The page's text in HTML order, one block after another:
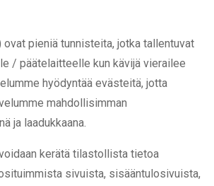
pieniä tunnisteita, jotka tallentuvat
/ päätelaitteelle kun kävijä vierailee
hyödyntää evästeitä, jotta
mahdollisimman
ja laadukkaana.
kerätä tilastollista tietoa
sivuista, sisääntulosivuista,